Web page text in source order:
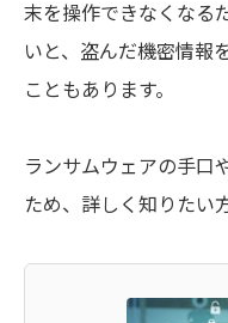
末を操作できなくなる
いと、盗んだ機密情報
こともあります。
ランサムウェアの手口
ため、詳しく知りたい